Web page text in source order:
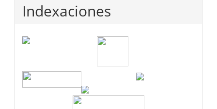
Indexaciones